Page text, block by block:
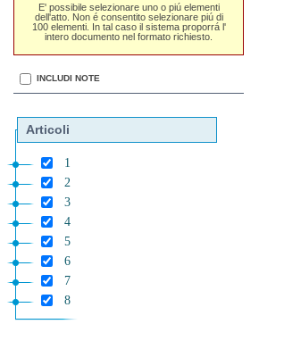
E' possibile selezionare uno o piú elementi
dell'atto. Non é consentito selezionare piú di
100 elementi. In tal caso il sistema proporrá l'
intero documento nel formato richiesto.
INCLUDI NOTE
Articoli
1
2
3
4
5
6
7
8